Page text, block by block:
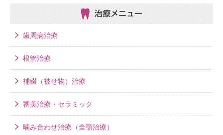
治療メニュー
歯周病治療
根管治療
補綴（被せ物）治療
審美治療・セラミック
噛み合わせ治療（全顎治療）